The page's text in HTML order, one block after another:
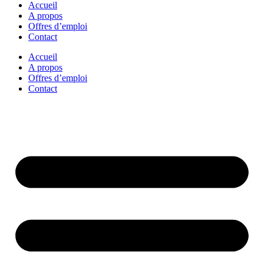
Accueil
A propos
Offres d’emploi
Contact
Accueil
A propos
Offres d’emploi
Contact